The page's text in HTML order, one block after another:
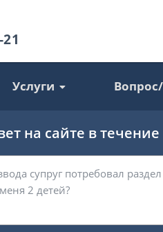
Услуги
на сайте в